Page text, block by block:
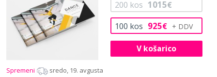
100 kos 925€
200 kos 1015€
V košarico
Spremeni sredo, 19. avgusta